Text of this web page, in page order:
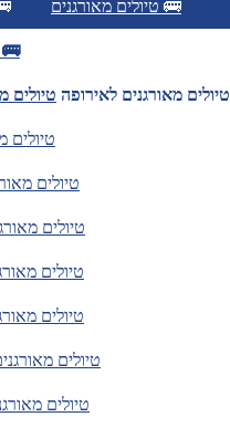
טיולים טיולים מאורגנים 🚌
טיולים מאורגנים 🚌
טיולים מאורגנים לאירופה טיולים
טיולים
טיולים
טיולים
טיולים
טיולים
טיולים
טיולים